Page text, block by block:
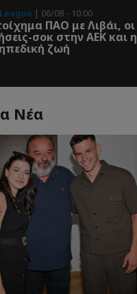
| 06/08 - 10:00
ΠΑΟ με Λιβάι, οι
σοκ στην ΑΕΚ και η
ζωή
Νέα